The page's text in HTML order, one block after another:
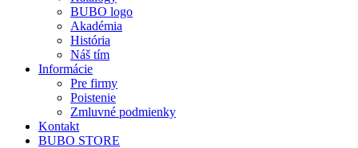
BUBO logo
Akadémia
História
Náš tím
Informácie
Pre firmy
Poistenie
Zmluvné podmienky
Kontakt
BUBO STORE